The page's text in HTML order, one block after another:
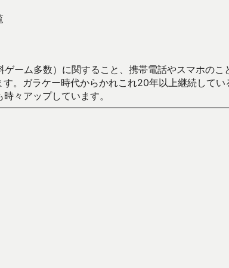
ーム多数）に関すること、携帯電話やスマホの
す。ガラケー時代からかれこれ20年以上継続し
々アップしています。